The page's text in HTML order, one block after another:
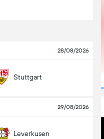
28/08/2026
Stuttgart
29/08/2026
Leverkusen